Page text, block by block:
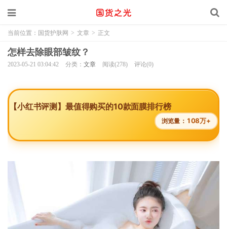
当前位置： 国货护肤网 > 文章 > 正文
怎样去除眼部皱纹？
2023-05-21 03:04:42 分类： 文章 阅读(278) 评论(0)
【小红书评测】最值得购买的10款面膜排行榜
浏览量： 108万+